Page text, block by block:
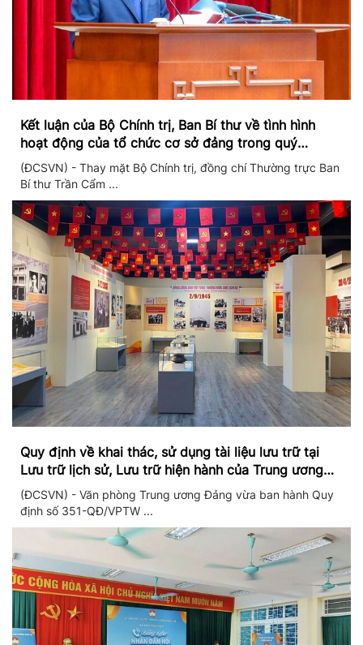
Kết luận của Bộ Chính trị, Ban Bí thư về tình hình
hoạt động của tổ chức cơ sở đảng trong quý
II/2026
(ĐCSVN) - Thay mặt Bộ Chính trị, đồng chí Thường trực Ban
Bí thư Trần Cẩm ...
Quy định về khai thác, sử dụng tài liệu lưu trữ tại
Lưu trữ lịch sử, Lưu trữ hiện hành của Trung ương
Đảng và Văn phòng Trung ương Đảng
(ĐCSVN) - Văn phòng Trung ương Đảng vừa ban hành Quy
định số 351-QĐ/VPTW ...